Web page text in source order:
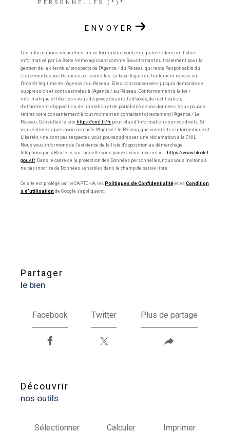
PERSONNELLES (*)*
ENVOYER
Les informations recueillies sur ce formulaire sont enregistrées dans un fichier
informatisé par La Boite Immo agissant comme Sous-traitant du traitement pour la
gestion de la clientèle/prospects de l'Agence / du Réseau qui reste Responsable du
Traitement de vos Données personnelles. La base légale du traitement repose sur
l'intérêt légitime de l'Agence / du Réseau. Elles sont conservées jusqu'à demande de
suppression et sont destinées à l'Agence / au Réseau. Conformément à la loi «
informatique et libertés », vous disposez des droits d’accès, de rectification,
d’effacement, d’opposition, de limitation et de portabilité de vos données. Vous pouvez
retirer votre consentement à tout moment en contactant directement l’Agence / Le
Réseau. Consultez le site https://cnil.fr/fr pour plus d’informations sur vos droits. Si
vous estimez, après avoir contacté l'Agence / le Réseau, que vos droits « Informatique et
Libertés » ne sont pas respectés, vous pouvez adresser une réclamation à la CNIL.
Nous vous informons de l’existence de la liste d'opposition au démarchage
téléphonique « Bloctel », sur laquelle vous pouvez vous inscrire ici : https://www.bloctel.
gouv.fr. Dans le cadre de la protection des Données personnelles, nous vous invitons à
ne pas inscrire de Données sensibles dans le champ de saisie libre.
Ce site est protégé par reCAPTCHA, les Politiques de Confidentialité et es Condition
s d'utilisation de Google s'appliquent.
partager
le bien
Facebook Twitter Plus de partage
découvrir
nos outils
Sélectionner Calculer Imprimer